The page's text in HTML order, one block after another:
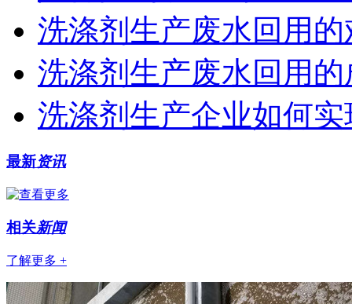
洗涤剂生产废水回用
洗涤剂生产废水回用
洗涤剂生产企业如何
最新资讯
相关新闻
了解更多 +